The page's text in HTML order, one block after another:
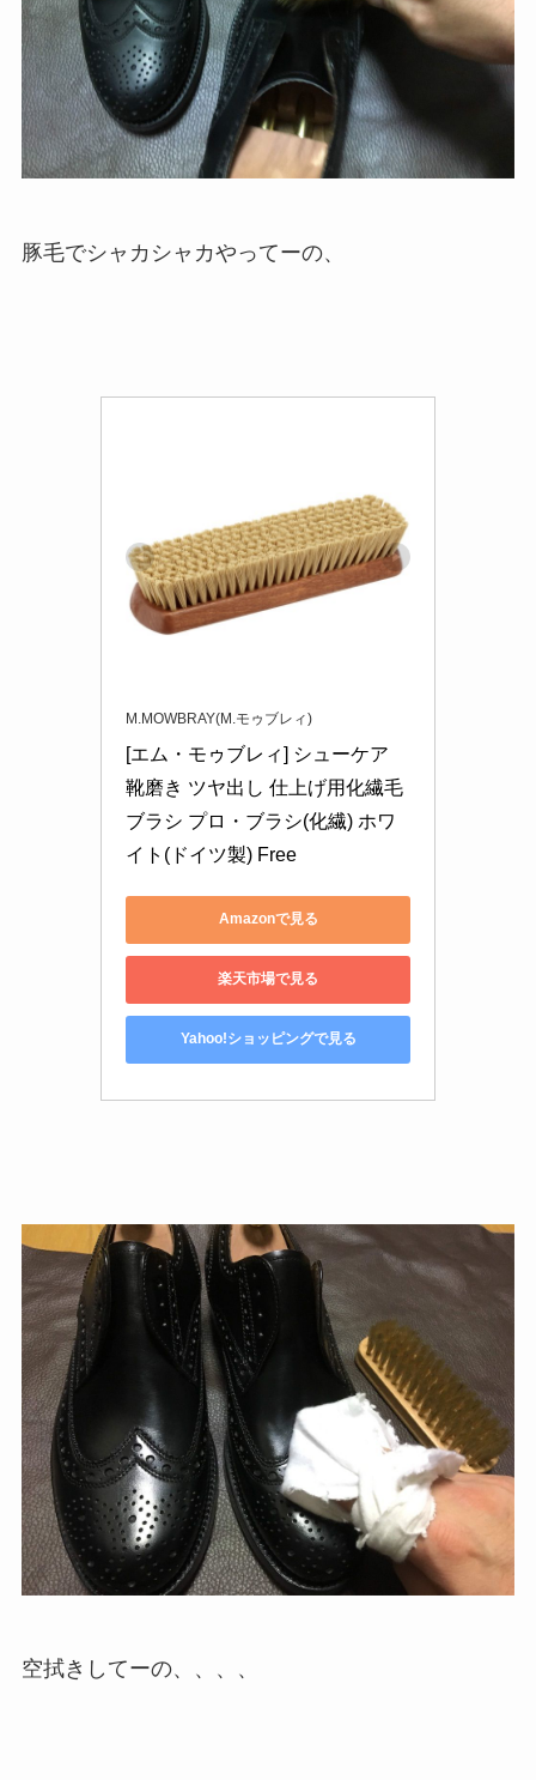
豚毛でシャカシャカやってーの、
M.MOWBRAY(M.モゥブレィ)
[エム・モゥブレィ] シューケア
靴磨き ツヤ出し 仕上げ用化繊毛
ブラシ プロ・ブラシ(化繊) ホワ
イト(ドイツ製) Free
Amazonで見る
楽天市場で見る
Yahoo!ショッピングで見る
空拭きしてーの、、、、